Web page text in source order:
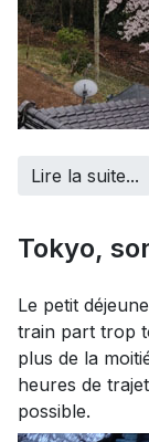
Lire la suite...
Tokyo,
Le petit
train part trop
plus de la
heures de
possible.